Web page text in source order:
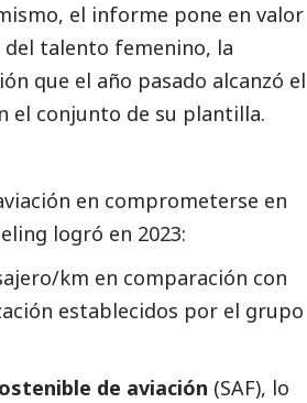
el informe pone en valor
talento femenino, la
que el año pasado alcanzó el
el conjunto de su plantilla.
en comprometerse en
logró en 2023:
km en comparación con
establecidos por el grupo
de aviación (SAF), lo